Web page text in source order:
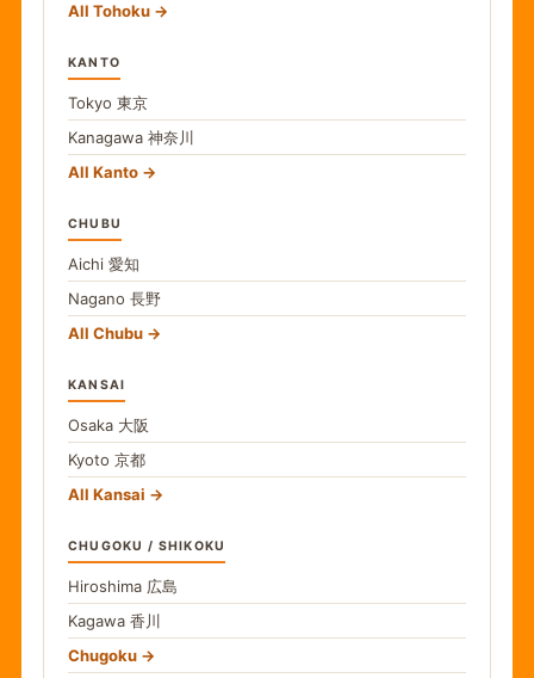
All Tohoku
KANTO
Tokyo 東京
Kanagawa 神奈川
All Kanto
CHUBU
Aichi 愛知
Nagano 長野
All Chubu
KANSAI
Osaka 大阪
Kyoto 京都
All Kansai
CHUGOKU / SHIKOKU
Hiroshima 広島
Kagawa 香川
Chugoku